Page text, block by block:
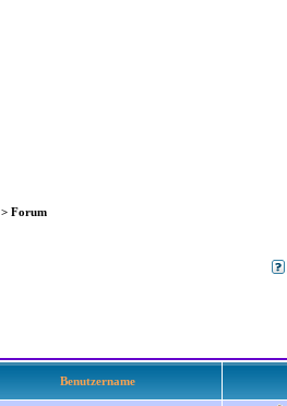
> Forum
Benutzername